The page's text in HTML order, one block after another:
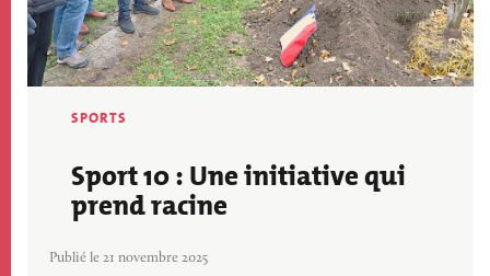
SPORTS
Sport 10 : Une initiative qui
prend racine
Publié le 21 novembre 2025